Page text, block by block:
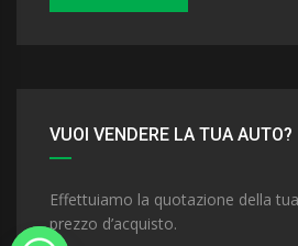
VUOI VENDERE LA TUA AUTO?
Effettuiamo la quotazione della
prezzo d’acquisto.